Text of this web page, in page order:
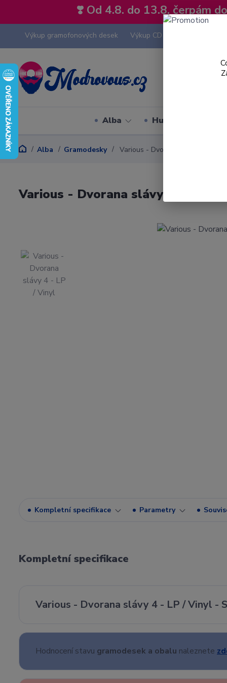
❣️ Od 4.8. do 13.8. čerpám
Výkup gramofonových desek Výkup CD
Alba Hudební styly
Alba Gramodesky Various - Dvorana slávy 4 - LP /
Various - Dvorana slávy 4 - LP /
Kompletní specifikace Parametry
Kompletní specifikace
Various - Dvorana slávy 4 - LP / Vinyl -
Hodnocení stavu gramodesek a obalu naleznete